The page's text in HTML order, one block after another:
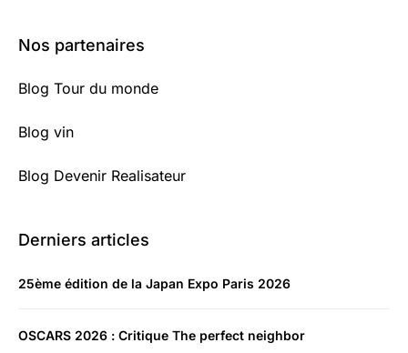
Nos partenaires
Blog Tour du monde
Blog vin
Blog Devenir Realisateur
Derniers articles
25ème édition de la Japan Expo Paris 2026
OSCARS 2026 : Critique The perfect neighbor